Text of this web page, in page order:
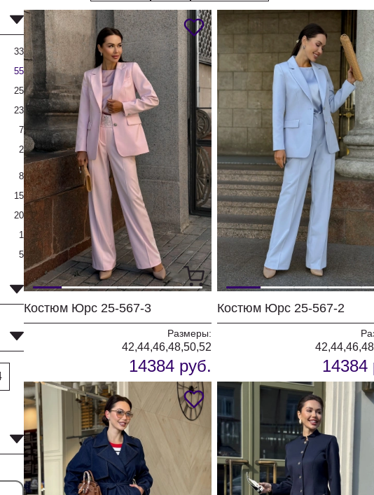
33
55
25
23
7
2
8
15
20
1
5
Костюм Юрс 25-567-3
Размеры:
42,44,46,48,50,52
14384 руб.
Костюм Юрс 25-567-2
14384